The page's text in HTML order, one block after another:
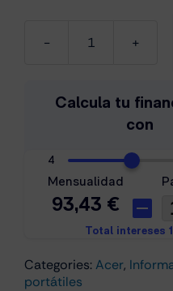
Acer
51N-
1260P
16Gb
1Tb
SSD
W11H
Categories:Acer,
portátiles